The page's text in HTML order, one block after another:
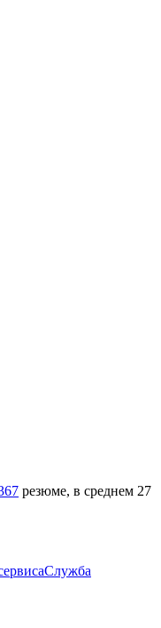
резюме, в среднем 27
Служба